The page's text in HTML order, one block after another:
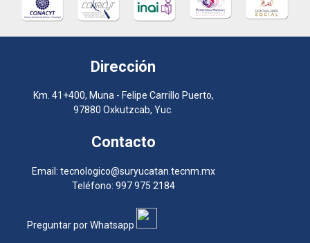
Dirección
Km. 41+400, Muna - Felipe Carrillo Puerto,
97880 Oxkutzcab, Yuc.
Contacto
Email: tecnologico@suryucatan.tecnm.mx
Teléfono: 997 975 2184
Preguntar por Whatsapp